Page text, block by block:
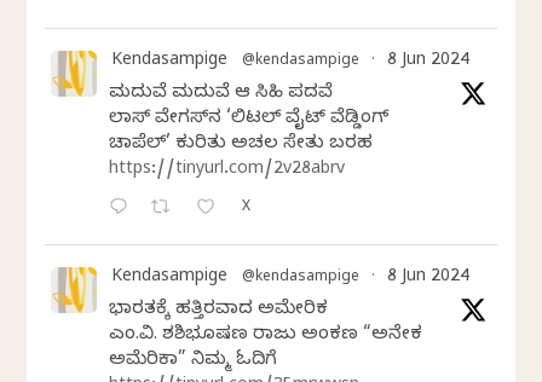
Kendasampige @kendasampige · 8 Jun 2024
ಮದುವೆ ಮದುವೆ ಆ ಸಿಹಿ ಪದವೆ
ಲಾಸ್‌ ವೇಗಸ್‌ನ ‘ಲಿಟಲ್ ವೈಟ್ ವೆಡ್ಡಿಂಗ್
ಚಾಪೆಲ್’ ಕುರಿತು ಅಚಲ ಸೇತು ಬರಹ
https://tinyurl.com/2v28abrv
X
Kendasampige @kendasampige · 8 Jun 2024
ಭಾರತಕ್ಕೆ ಹತ್ತಿರವಾದ ಅಮೇರಿಕ
ಎಂ.ವಿ. ಶಶಿಭೂಷಣ ರಾಜು ಅಂಕಣ “ಅನೇಕ
ಅಮೆರಿಕಾ” ನಿಮ್ಮ ಓದಿಗೆ